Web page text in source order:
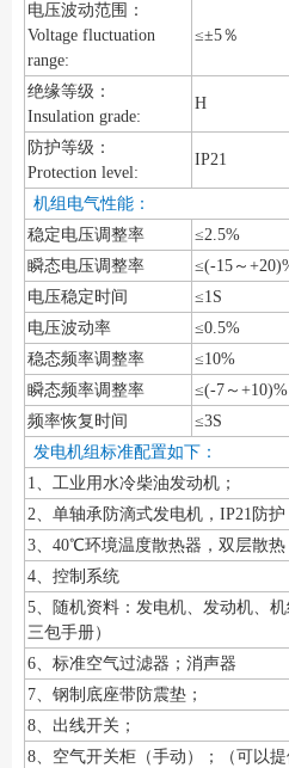
电压波动范围：
Voltage fluctuation
range:
≤±5％
绝缘等级：
Insulation grade:
H
防护等级：
Protection level:
IP21
机组电气性能：
稳定电压调整率
≤2.5%
瞬态电压调整率
≤(-15～
电压稳定时间
≤1S
电压波动率
≤0.5%
稳态频率调整率
≤10%
瞬态频率调整率
≤(-7～+10)%
频率恢复时间
≤3S
发电机组标准配置如下：
1、工业用水冷柴油发动机；
2、单轴承防滴式发电机，IP21防护
3、40℃环境温度散热器，双层散热
4、控制系统
5、随机资料：发电机、发动机、
三包手册）
6、标准空气过滤器；消声器
7、钢制底座带防震垫；
8、出线开关；
8、空气开关柜（手动）；（可以提